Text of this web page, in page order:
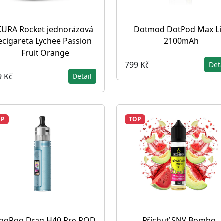
Rocket jednorázová
Lychee Passion
Fruit Orange
Kč Detail
Dotmod DotPod Max
2100mAh
799 Kč
TOP